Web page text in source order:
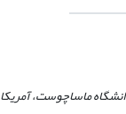
ماساچوست، آمریکا